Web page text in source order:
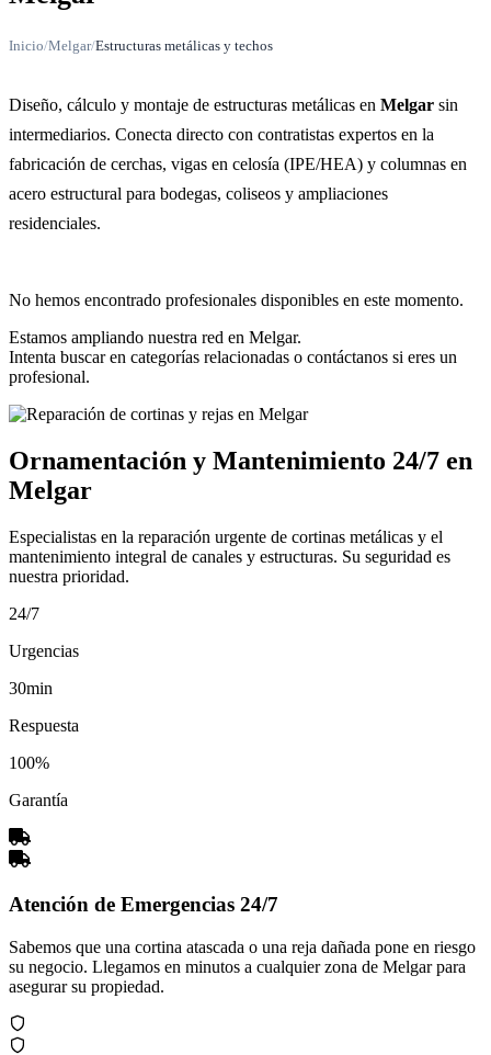
Inicio/Melgar/Estructuras metálicas y techos
Diseño, cálculo y montaje de estructuras metálicas en Melgar sin
intermediarios. Conecta directo con contratistas expertos en la
fabricación de cerchas, vigas en celosía (IPE/HEA) y columnas en
acero estructural para bodegas, coliseos y ampliaciones
residenciales.
No hemos encontrado profesionales disponibles en este momento.
Estamos ampliando nuestra red en Melgar.
Intenta buscar en categorías relacionadas o contáctanos si eres un
profesional.
Ornamentación y Mantenimiento 24/7 en
Melgar
Especialistas en la reparación urgente de cortinas metálicas y el
mantenimiento integral de canales y estructuras. Su seguridad es
nuestra prioridad.
24/7
Urgencias
30min
Respuesta
100%
Garantía
Atención de Emergencias 24/7
Sabemos que una cortina atascada o una reja dañada pone en riesgo
su negocio. Llegamos en minutos a cualquier zona de Melgar para
asegurar su propiedad.